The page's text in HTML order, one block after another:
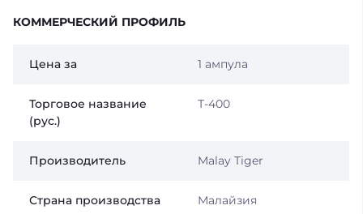
КОММЕРЧЕСКИЙ ПРОФИЛЬ
Цена за 1 ампула
Торговое название
(рус.)
Т-400
Производитель Malay Tiger
Страна производства Малайзия